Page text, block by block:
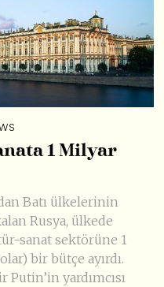
1 Milyar
Batı ülkelerinin
Rusya, ülkede
sanat sektörüne 1
bir bütçe ayırdı.
Putin’in yardımcısı